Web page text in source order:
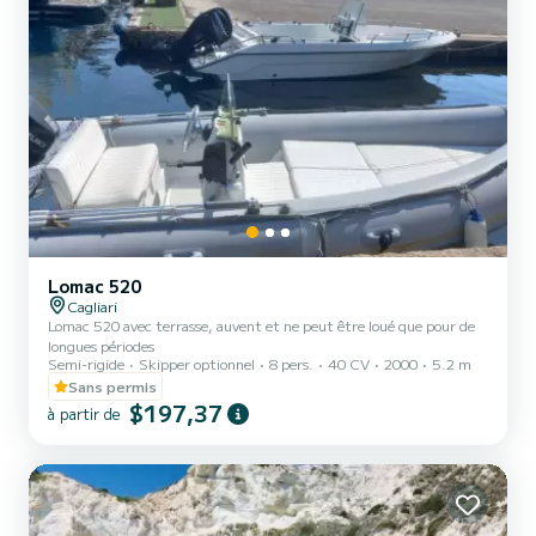
Lomac 520
Cagliari
Lomac 520 avec terrasse, auvent et ne peut être loué que pour de
longues périodes
Semi-rigide
Skipper optionnel 8 pers. 40 CV 2000
5.2 m
Sans permis
à partir de $197,37